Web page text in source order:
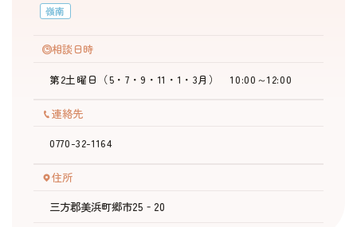
嶺南
相談日時
第2土曜日（5・7・9・11・1・3月） 10:00～12:00
連絡先
0770-32-1164
住所
三方郡美浜町郷市25‐20